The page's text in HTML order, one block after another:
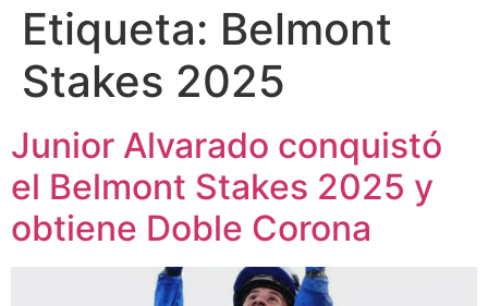
Etiqueta: Belmont
Stakes 2025
Junior Alvarado conquistó
el Belmont Stakes 2025 y
obtiene Doble Corona